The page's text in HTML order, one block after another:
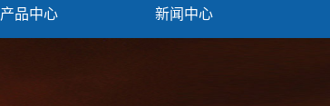
产品中心 新闻中心